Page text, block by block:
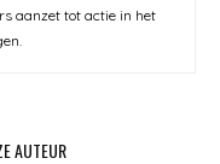
aanzet tot actie in het
AUTEUR